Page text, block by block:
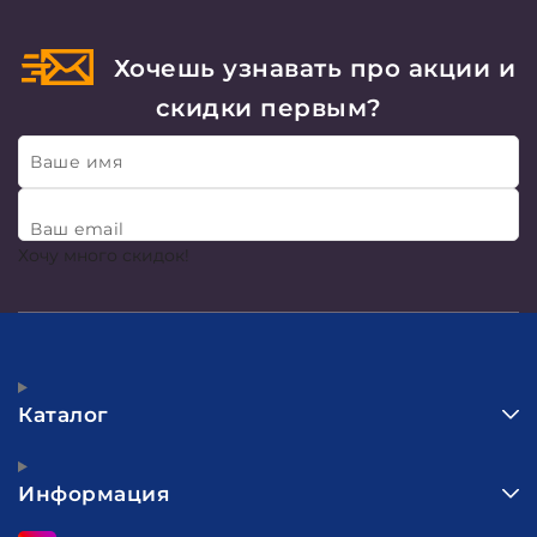
Хочешь узнавать про акции и
скидки первым?
Ваше имя
Ваш email
Хочу много скидок!
Каталог
Информация